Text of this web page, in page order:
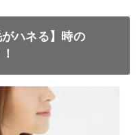
がハネる】時の